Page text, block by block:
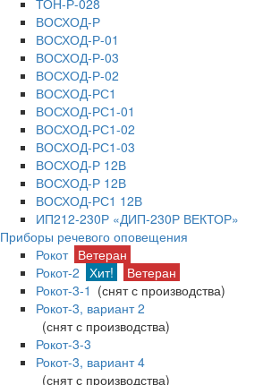
ТОН-Р-028
ВОСХОД-Р
ВОСХОД-Р-01
ВОСХОД-Р-03
ВОСХОД-Р-02
ВОСХОД-РС1
ВОСХОД-РС1-01
ВОСХОД-РС1-02
ВОСХОД-РС1-03
ВОСХОД-Р 12В
ВОСХОД-Р 12В
ВОСХОД-РС1 12В
ИП212-230Р «ДИП-230Р ВЕКТОР»
Приборы речевого оповещения
Рокот Ветеран
Рокот-2 Хит!
Ветеран
Рокот-3-1 (снят с производства)
Рокот-3, вариант 2
(снят с производства)
Рокот-3-3
Рокот-3, вариант 4
(снят с производства)